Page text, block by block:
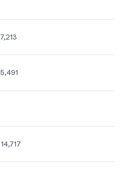
7,213
5,491
14,717